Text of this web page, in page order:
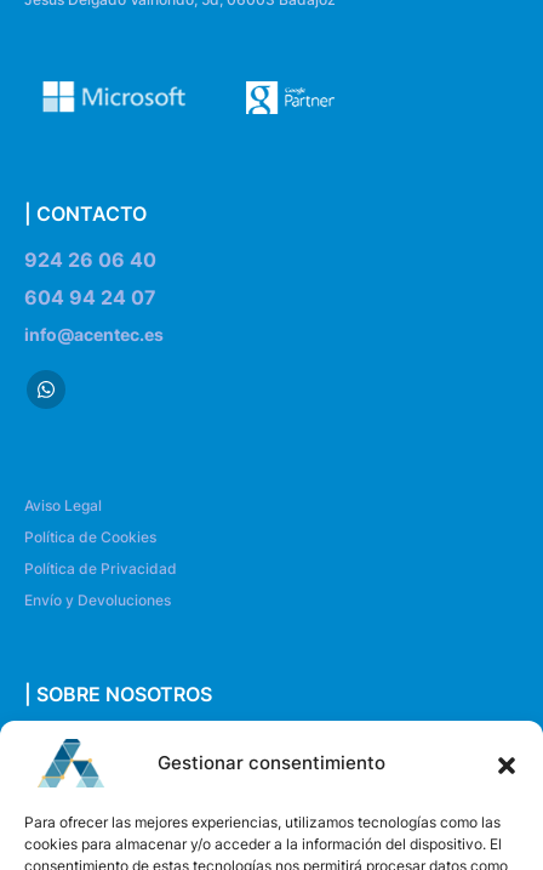
Gestionar consentimiento
Para ofrecer las mejores experiencias, utilizamos tecnologías como las
cookies para almacenar y/o acceder a la información del dispositivo. El
consentimiento de estas tecnologías nos permitirá procesar datos como
| CONTACTO
924 26 06 40
604 94 24 07
info@acentec.es
Aviso Legal
Política de Cookies
Política de Privacidad
Envío y Devoluciones
| SOBRE NOSOTROS
Quiénes somos
Envíanos un mensaje